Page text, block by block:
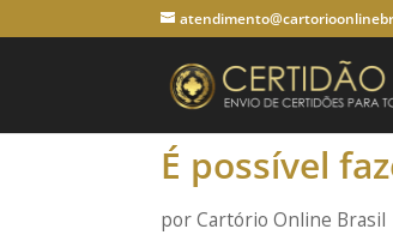
É possível
porCartório Online Brasil